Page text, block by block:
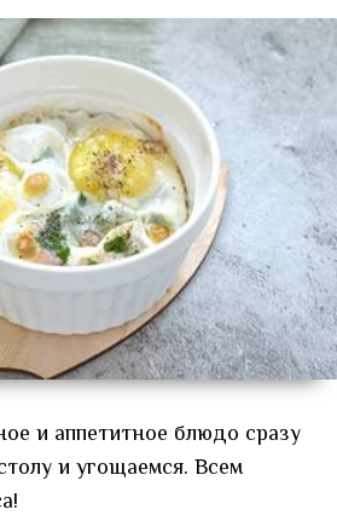
и аппетитное блюдо сразу
и угощаемся. Всем